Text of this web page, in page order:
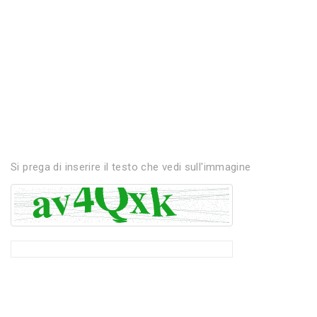
Si prega di inserire il testo che vedi sull'immagine